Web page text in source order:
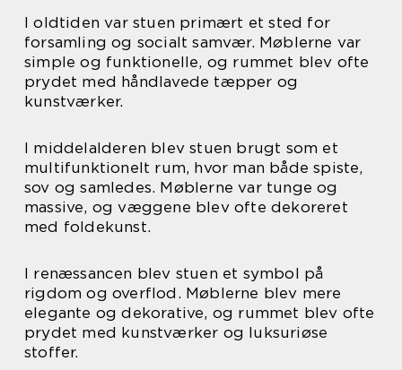
I oldtiden var stuen primært et sted for
forsamling og socialt samvær. Møblerne var
simple og funktionelle, og rummet blev ofte
prydet med håndlavede tæpper og
kunstværker.
I middelalderen blev stuen brugt som et
multifunktionelt rum, hvor man både spiste,
sov og samledes. Møblerne var tunge og
massive, og væggene blev ofte dekoreret
med foldekunst.
I renæssancen blev stuen et symbol på
rigdom og overflod. Møblerne blev mere
elegante og dekorative, og rummet blev ofte
prydet med kunstværker og luksuriøse
stoffer.